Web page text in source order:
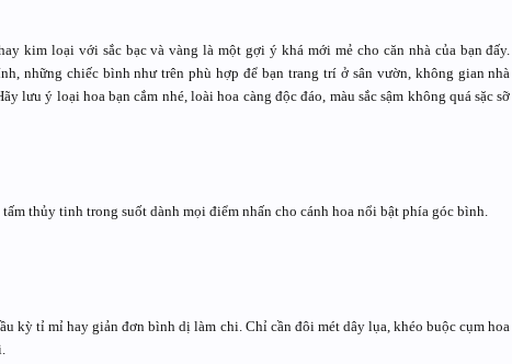
kim loại với sắc bạc và vàng là một gợi ý khá mới mẻ cho căn nhà của bạn đấy.
những chiếc bình như trên phù hợp để bạn trang trí ở sân vườn, không gian nhà
lưu ý loại hoa bạn cắm nhé, loài hoa càng độc đáo, màu sắc sậm không quá sặc sỡ
thủy tinh trong suốt dành mọi điểm nhấn cho cánh hoa nổi bật phía góc bình.
kỳ tỉ mỉ hay giản đơn bình dị làm chi. Chỉ cần đôi mét dây lụa, khéo buộc cụm hoa